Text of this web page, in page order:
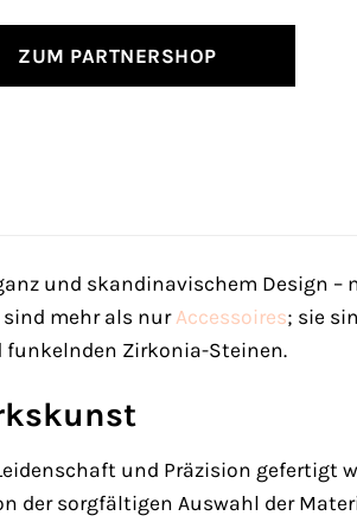
ZUM PARTNERSHOP
und skandinavischem Design –
sind mehr als nurAccessoires; sie
funkelnden Zirkonia-Steinen.
und Präzision gefertigt
der sorgfältigen Auswahl der